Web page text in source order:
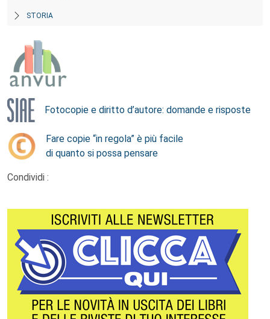
STORIA
Fotocopie e diritto d’autore: domande e risposte
Fare copie “in regola” è più facile
di quanto si possa pensare
Condividi :